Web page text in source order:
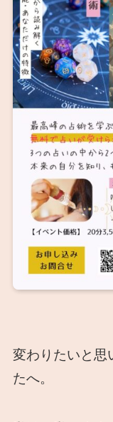
変わりたいと思
たへ。